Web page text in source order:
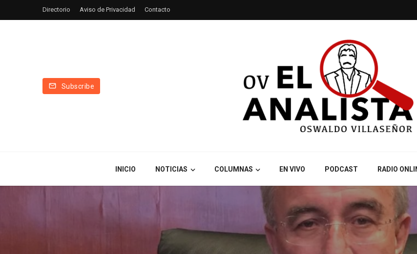
Directorio Aviso de Privacidad Contacto
Subscribe
INICIO NOTICIAS COLUMNAS EN VIVO PODCAST RADIO